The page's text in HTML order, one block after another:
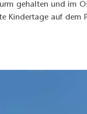
gehalten und im
Kindertage auf